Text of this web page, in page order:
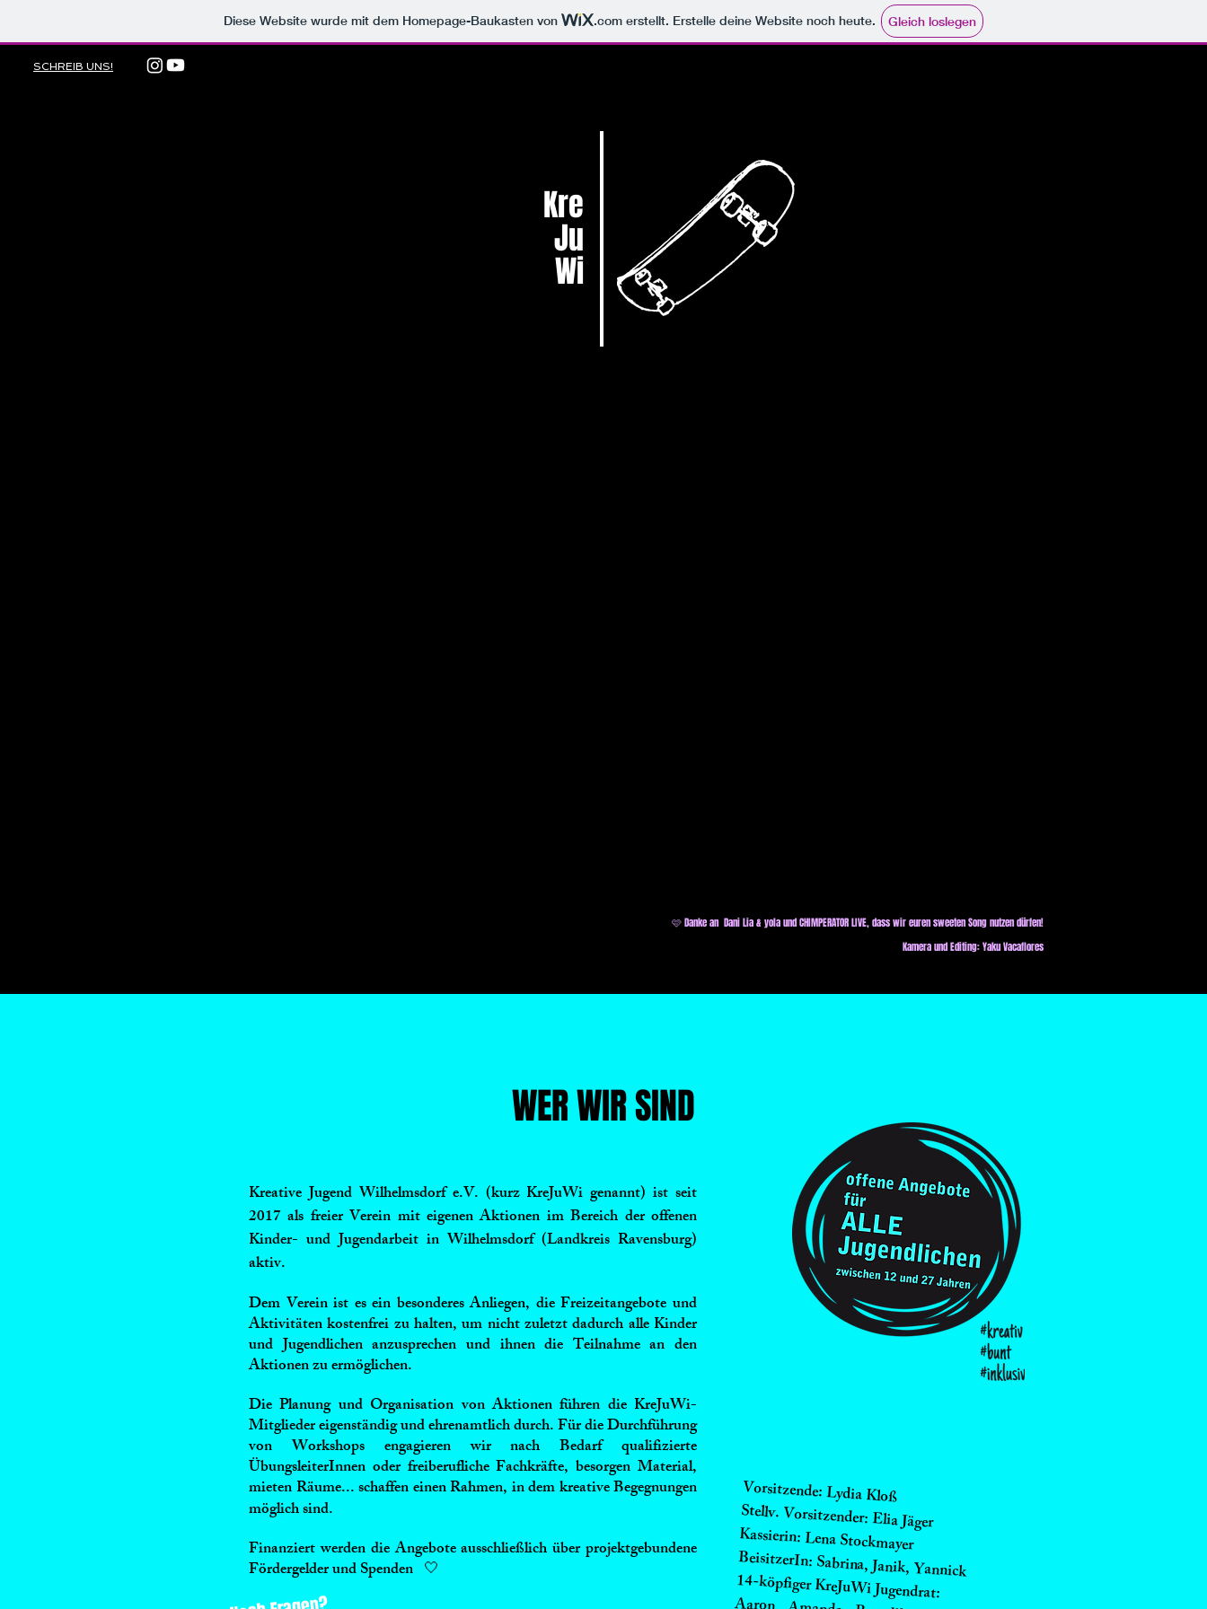
Diese Website wurde mit dem Homepage-Baukasten von .com erstellt. Erstelle deine Website noch heute. Gleich loslegen
SCHREIB UNS!
Kre
Ju
Wi
🩷 Danke an Dani Lia & yola und CHIMPERATOR LIVE, dass wir euren sweeten Song nutzen dürfen!
Kamera und Editing: Yaku Vacaflores
WER WIR SIND
Kreative Jugend Wilhelmsdorf e.V. (kurz KreJuWi genannt) ist seit
2017 als freier Verein mit eigenen Aktionen im Bereich der offenen
Kinder- und Jugendarbeit in Wilhelmsdorf (Landkreis Ravensburg)
aktiv.
Dem Verein ist es ein besonderes Anliegen, die Freizeitangebote und
Aktivitäten kostenfrei zuhalten, um nicht zuletzt dadurch alleKinder
und Jugendlichenanzusprechen und ihnen die Teilnahme an den
Aktionen zu ermöglichen.
Die Planung und Organisation von Aktionen führen die KreJuWi-
Mitglieder eigenständig und ehrenamtlich durch.Für die Durchführung
von Workshops engagieren wir nach Bedarfqualifizierte
ÜbungsleiterInnen oder freiberufliche Fachkräfte, besorgen Material,
mieten Räume... schaffen einen Rahmen, in dem kreative Begegnungen
möglich sind.
Finanziert werden die Angebote ausschließlich über projektgebundene
Fördergelder und Spenden 🤍
Vorsitzende:Lydia Kloß
Stellv. Vorsitzender: Elia Jäger
Kassierin: Lena Stockmayer
BeisitzerIn: Sabrina, Janik,Yannick
14-köpfiger KreJuWi Jugendrat: